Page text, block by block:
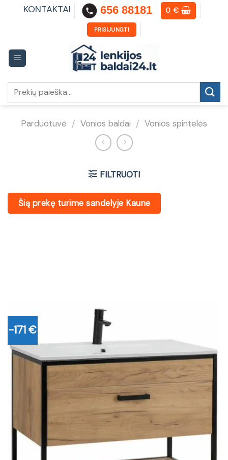
KONTAKTAI 656 88181 0€
PRISIJUNGTI
Parduotuvė / Vonios baldai / Vonios spintelės
FILTRUOTI
Šią prekę turime sandelyje Kaune
-171 €